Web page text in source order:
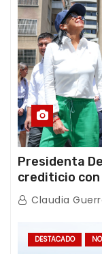
Presidenta
crediticio
con Juntas
Claudia
DESTACADO